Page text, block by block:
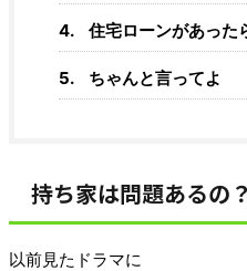
住宅ローンがあった
ちゃんと言ってよ
持ち家は問題あるの？
以前見たドラマに